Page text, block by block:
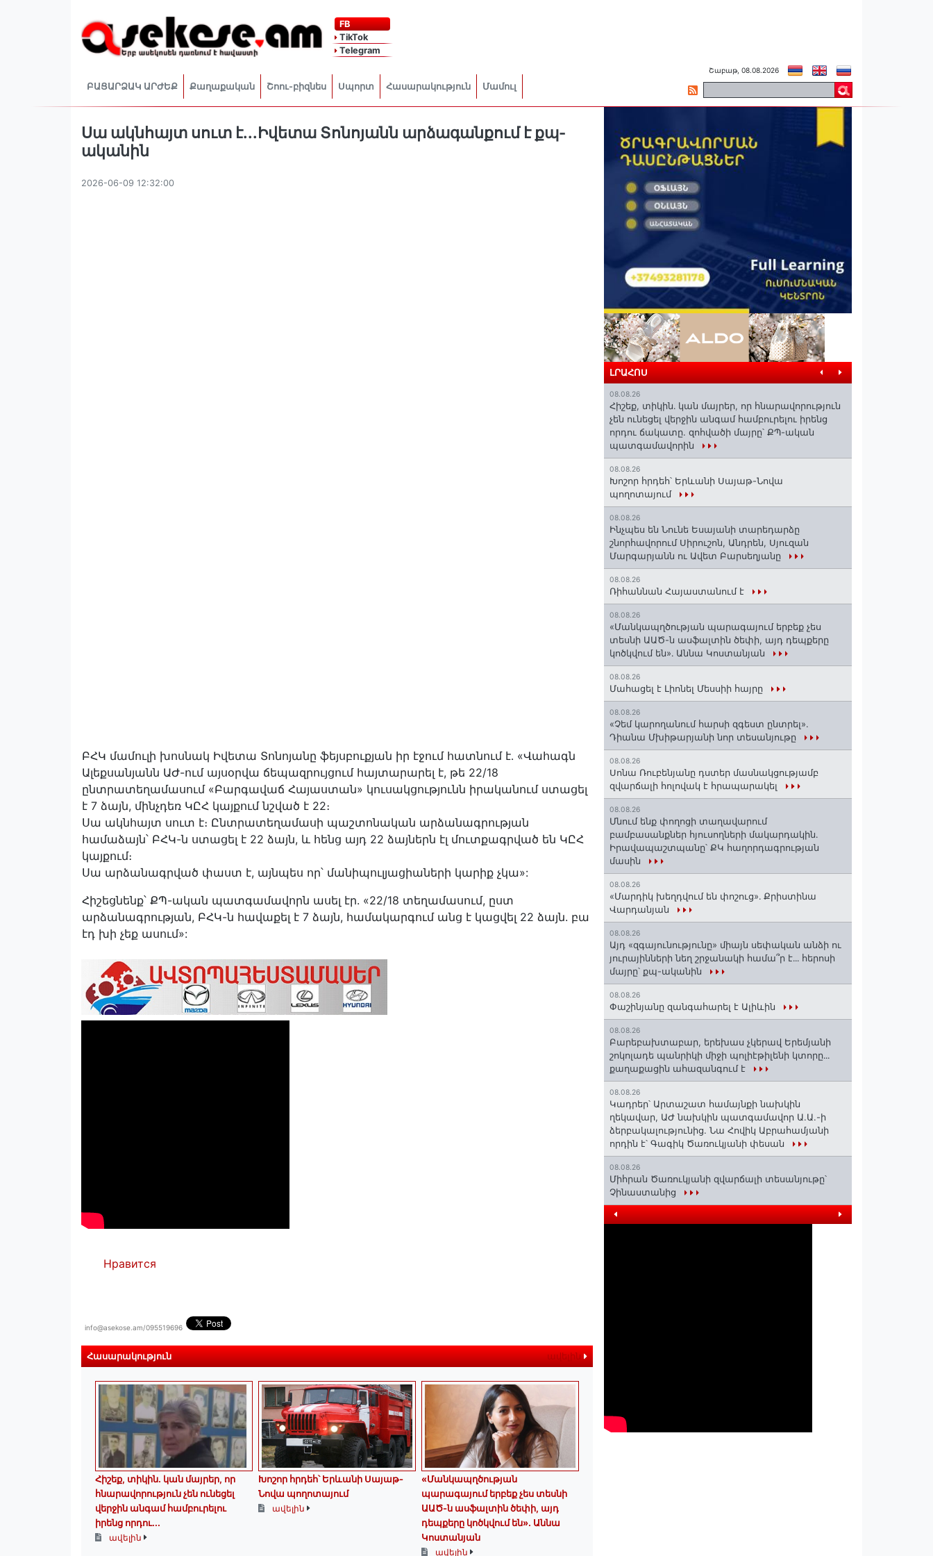
FB
TikTok
Telegram
ԲԱՑԱՐՁԱԿ ԱՐԺԵՔ Քաղաքական Շոու-բիզնես Սպորտ Հասարակություն Մամուլ
Շաբաթ, 08.08.2026
Սա ակնհայտ սուտ է...Իվետա Տոնոյանն արձագանքում է քպ-
ականին
2026-06-09 12:32:00
ԲՀԿ մամուլի խոսնակ Իվետա Տոնոյանը ֆեյսբուքյան իր էջում հատնում է․ «Վահագն
Ալեքսանյանն ԱԺ-ում այսօրվա ճեպազրույցում հայտարարել է, թե 22/18
ընտրատեղամասում «Բարգավաճ Հայաստան» կուսակցությունն իրականում ստացել
է 7 ձայն, մինչդեռ ԿԸՀ կայքում նշված է 22։
Սա ակնհայտ սուտ է։ Ընտրատեղամասի պաշտոնական արձանագրության
համաձայն՝ ԲՀԿ-ն ստացել է 22 ձայն, և հենց այդ 22 ձայներն էլ մուտքագրված են ԿԸՀ
կայքում։
Սա արձանագրված փաստ է, այնպես որ՝ մանիպուլյացիաների կարիք չկա»:
Հիշեցնենք՝ ՔՊ-ական պատգամավորն ասել էր. «22/18 տեղամասում, ըստ
արձանագրության, ԲՀԿ-ն հավաքել է 7 ձայն, համակարգում անց է կացվել 22 ձայն. բա
էդ խի չեք ասում»:
Нравится
info@asekose.am/095519696
Հասարակություն ավելին
Հիշեք, տիկին․ կան մայրեր, որ
հնարավորություն չեն ունեցել
վերջին անգամ համբուրելու
իրենց որդու...
ավելին
Խոշոր հրդեհ՝ Երևանի Սայաթ-
Նովա պողոտայում
ավելին
«Մանկապղծության
պարագայում երբեք չես տեսնի
ԱԱԾ-ն ասֆալտին ծեփի, այդ
դեպքերը կոծկվում են»․ Աննա
Կոստանյան
ավելին
ԼՐԱՀՈՍ
08.08.26
Հիշեք, տիկին․ կան մայրեր, որ հնարավորություն
չեն ունեցել վերջին անգամ համբուրելու իրենց
որդու ճակատը. զոհվածի մայրը՝ ՔՊ-ական
պատգամավորին
08.08.26
Խոշոր հրդեհ՝ Երևանի Սայաթ-Նովա
պողոտայում
08.08.26
Ինչպես են Նունե Եսայանի տարեդարձը
շնորհավորում Սիրուշոն, Անդրեն, Սյուզան
Մարգարյանն ու Ավետ Բարսեղյանը
08.08.26
Ռիհաննան Հայաստանում է
08.08.26
«Մանկապղծության պարագայում երբեք չես
տեսնի ԱԱԾ-ն ասֆալտին ծեփի, այդ դեպքերը
կոծկվում են»․ Աննա Կոստանյան
08.08.26
Մահացել է Լիոնել Մեսսիի հայրը
08.08.26
«Չեմ կարողանում հարսի զգեստ ընտրել».
Դիանա Մխիթարյանի նոր տեսանյութը
08.08.26
Սոնա Ռուբենյանը դստեր մասնակցությամբ
զվարճալի հոլովակ է հրապարակել
08.08.26
Մնում ենք փողոցի տաղավարում
բամբասանքներ հյուսողների մակարդակին․
Իրավապաշտպանը՝ ՔԿ հաղորդագրության
մասին
08.08.26
«Մարդիկ խեղդվում են փոշուց»․ Քրիստինա
Վարդանյան
08.08.26
Այդ «զգայունությունը» միայն սեփական անձի ու
յուրայինների նեղ շրջանակի համա՞ր է․․․ հերոսի
մայրը՝ քպ-ականին
08.08.26
Փաշինյանը զանգահարել է Ալիևին
08.08.26
Բարեբախտաբար, երեխաս չկերավ Երեմյանի
շոկոլադե պանրիկի միջի պոլիէթիլենի կտորը․․․
քաղաքացին ահազանգում է
08.08.26
Կադրեր՝ Արտաշատ համայնքի նախկին
ղեկավար, ԱԺ նախկին պատգամավոր Ա.Ա.-ի
ձերբակալությունից. Նա Հովիկ Աբրահամյանի
որդին է՝ Գագիկ Ծառուկյանի փեսան
08.08.26
Միհրան Ծառուկյանի զվարճալի տեսանյութը՝
Չինաստանից